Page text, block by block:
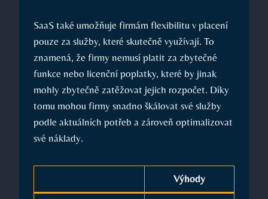
SaaS také umožňuje firmám flexibilitu v placení
pouze za služby, které skutečně využívají. To
znamená, že firmy nemusí platit za zbytečné
funkce nebo licenční poplatky, které by jinak
mohly zbytečně zatěžovat jejich rozpočet. Díky
tomu mohou firmy snadno škálovat své služby
podle aktuálních potřeb a zároveň optimalizovat
své náklady.
Výhody